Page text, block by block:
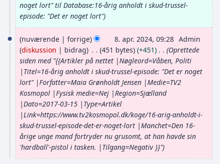
m
j
noget lort"til Database:16-årig anholdt i skud-trussel-
episode: "Det er noget lort"
8
2
nuværende forrige 8. apr. 2024, 09:28 Admin
diskussion
bidrag 451 bytes +451
Oprettede
siden med "{{Artikler på nettet |Nøgleord=Våben, Politi
|Titel=16-årig anholdt i skud-trussel-episode: "Det er noget
lort" |Forfatter=Maia Grønholdt Jensen |Medie=TV2
Kosmopol |Fysisk medie=Nej |Region=Sjælland
|Dato=2017-03-15 |Type=Artikel
|Link=https://www.tv2kosmopol.dk/koge/16-arig-anholdt-i-
skud-trussel-episode-det-er-noget-lort |Manchet=Den 16-
årige unge mand fortryder nu grusomt, at han havde sin
'hardball'-pistol i tasken. |Tilgang=Negativ }}"